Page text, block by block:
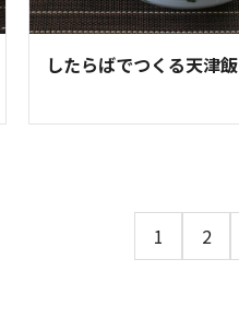
したらばでつくる天津飯
1 2